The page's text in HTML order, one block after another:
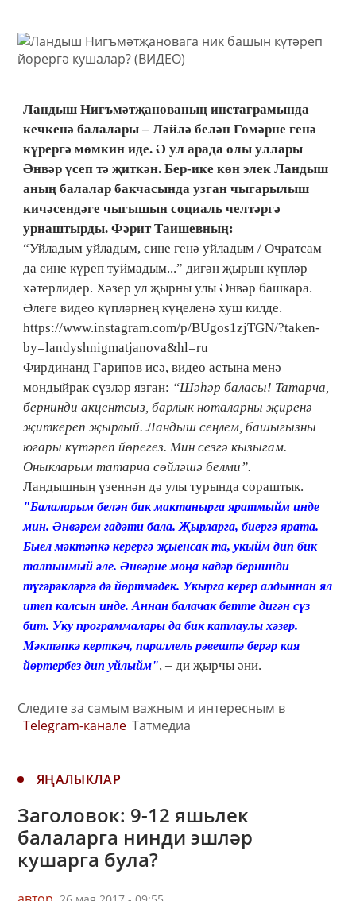
Ландыш Нигъмәтҗанованың инстаграмында
кечкенә балалары – Ләйлә белән Гомәрне генә
күрергә мөмкин иде. Ә ул арада олы уллары
Әнвәр үсеп тә җиткән. Бер-ике көн элек Ландыш
аның балалар бакчасында узган чыгарылыш
кичәсендәге чыгышын социаль челтәргә
урнаштырды. Фәрит Таишевның:
“Уйладым уйладым, сине генә уйладым / Очратсам
да сине күреп туймадым...” дигән җырын күпләр
хәтерлидер. Хәзер ул җырны улы Әнвәр башкара.
Әлеге видео күпләрнең күңеленә хуш килде.
https://www.instagram.com/p/BUgos1zjTGN/?taken-
by=landyshnigmatjanova&hl=ru
Фирдинанд Гарипов исә, видео астына менә
мондыйрак сүзләр язган: “Шәһәр баласы! Татарча,
бернинди акцентсыз, барлык ноталарны җиренә
җиткереп җырлый. Ландыш сеңлем, башыгызны
югары күтәреп йөрегез. Мин сезгә кызыгам.
Оныкларым татарча сөйләшә белми”.
Ландышның үзеннән дә улы турында сораштык.
"Балаларым белән бик мактанырга яратмыйм инде
мин. Әнвәрем гадәти бала. Җырларга, биергә ярата.
Быел мәктәпкә керергә җыенсак та, укыйм дип бик
талпынмый әле. Әнвәрне моңа кадәр бернинди
түгәрәкләргә дә йөртмәдек. Укырга керер алдыннан ял
итеп калсын инде. Аннан балачак бетте дигән сүз
бит. Уку программалары да бик катлаулы хәзер.
Мәктәпкә керткәч, параллель рәвештә берәр кая
йөртербез дип уйлыйм", – ди җырчы әни.
Следите за самым важным и интересным в
Telegram-канале Татмедиа
ЯҢАЛЫКЛАР
Заголовок: 9-12 яшьлек
балаларга нинди эшләр
кушарга була?